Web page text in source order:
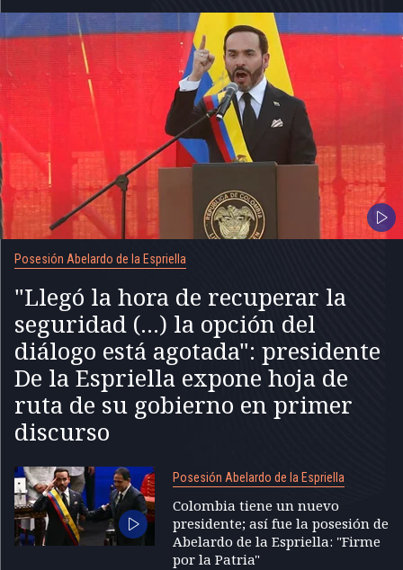
Posesión Abelardo de la Espriella
"Llegó la hora de recuperar la
seguridad (...) la opción del
diálogo está agotada": presidente
De la Espriella expone hoja de
ruta de su gobierno en primer
discurso
Posesión Abelardo de la Espriella
Colombia tiene un nuevo
presidente; así fue la posesión de
Abelardo de la Espriella: "Firme
por la Patria"